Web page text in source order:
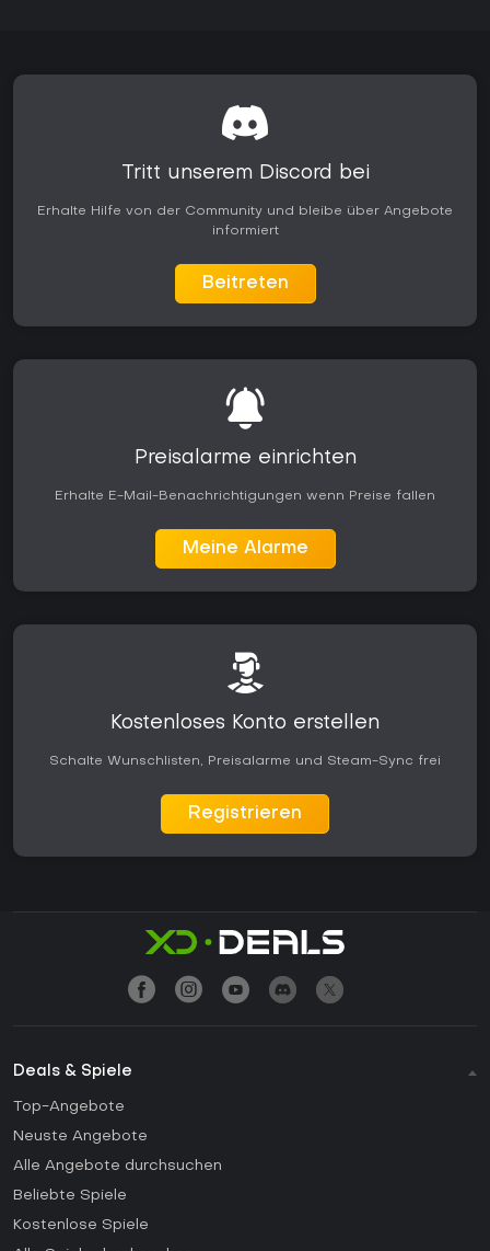
Tritt unserem Discord bei
Erhalte Hilfe von der Community und bleibe über Angebote
informiert
Beitreten
Preisalarme einrichten
Erhalte E-Mail-Benachrichtigungen wenn Preise fallen
Meine Alarme
Kostenloses Konto erstellen
Schalte Wunschlisten, Preisalarme und Steam-Sync frei
Registrieren
Deals & Spiele
Top-Angebote
Neuste Angebote
Alle Angebote durchsuchen
Beliebte Spiele
Kostenlose Spiele